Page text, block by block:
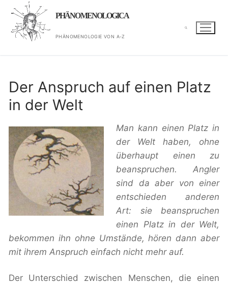
Zum
Inhalt
springen
PHÄNOMENOLOGICA
PHÄNOMENOLOGIE VON A-Z
Der Anspruch auf einen Platz
in der Welt
Man kann einen Platz in
der Welt haben, ohne
überhaupt einen zu
beanspruchen. Angler
sind da aber von einer
entschieden anderen
Art: sie beanspruchen
einen Platz in der Welt,
bekommen ihn ohne Umstände, hören dann aber
mit ihrem Anspruch einfach nicht mehr auf.
Der Unterschied zwischen Menschen, die einen